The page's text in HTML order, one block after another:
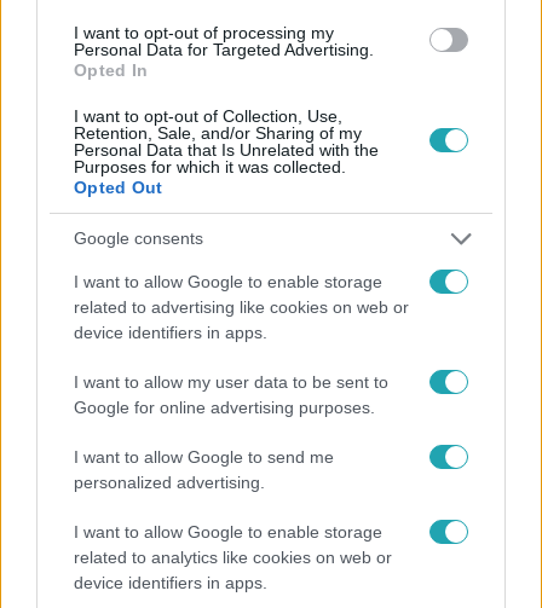
I want to opt-out of processing my
Personal Data for Targeted Advertising.
Opted In
I want to opt-out of Collection, Use,
Retention, Sale, and/or Sharing of my
Personal Data that Is Unrelated with the
Purposes for which it was collected.
Opted Out
Google consents
I want to allow Google to enable storage
related to advertising like cookies on web or
device identifiers in apps.
I want to allow my user data to be sent to
Google for online advertising purposes.
I want to allow Google to send me
personalized advertising.
I want to allow Google to enable storage
related to analytics like cookies on web or
device identifiers in apps.
Népszerű
A fiataloknak üzent Majka: „Hagyjátok ezt abba,